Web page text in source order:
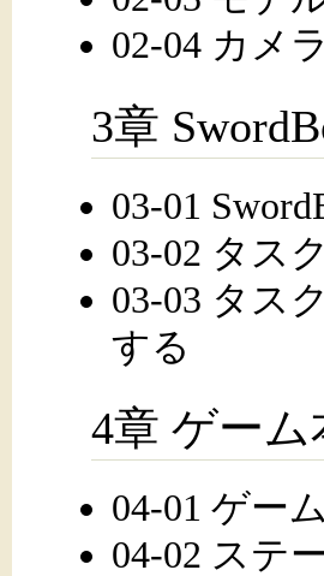
02-04 カメ
3章
03-01
03-02 タス
03-03 タス
する
4章 ゲー
04-01 ゲー
04-02 ステ